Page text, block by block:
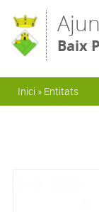
Baix
Esteu aquí
Inici » Entitats